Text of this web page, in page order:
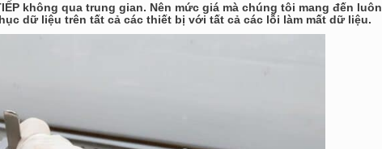
không qua trung gian. Nên mức giá mà chúng tôi mang đến luôn
dữ liệu trên tất cả các thiết bị với tất cả các lỗi làm mất dữ liệu.